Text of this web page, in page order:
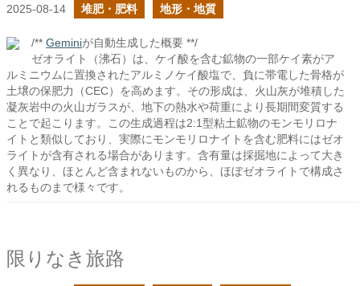
2025-08-14 堆肥・肥料 地形・地質
/** Geminiが自動生成した概要 **/
ゼオライト（沸石）は、ケイ酸を含む鉱物の一部ケイ素がア
ルミニウムに置換されたアルミノケイ酸塩で、負に帯電した骨格が
土壌の保肥力（CEC）を高めます。その形成は、火山灰が堆積した
凝灰岩中の火山ガラスが、地下の熱水や荷重により長期間変質する
ことで起こります。この生成過程は2:1型粘土鉱物のモンモリロナ
イトと類似しており、実際にモンモリロナイトを含む肥料にはゼオ
ライトが含有される場合があります。含有量は採掘地によって大き
く異なり、ほとんど含まれないものから、ほぼゼオライトで構成さ
れるものまで様々です。
限りなき旅路